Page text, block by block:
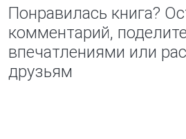
Понравилась книга?
комментарий,
впечатлениями или
друзьям